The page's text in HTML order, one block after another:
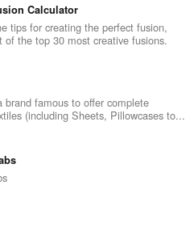
Calculator
tips for creating the perfect fusion,
of the top 30 most creative fusions.
brand famous to offer complete
(including Sheets, Pillowcases to...